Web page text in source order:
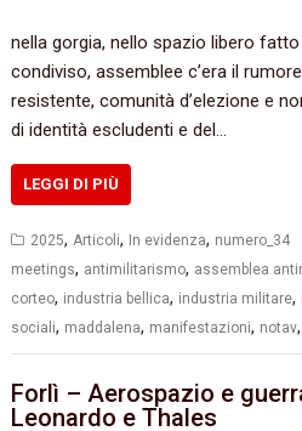
nella gorgia, nello spazio libero
condiviso, assemblee c’era il
resistente, comunità d’elezione e
di identità escludenti e del…
LEGGI DI PIÙ
2025, Articoli, In evidenza, numero_34
meetings, antimilitarismo, assemblea
corteo, industria bellica, industria militare,
sociali, maddalena, manifestazioni, notav
Forlì – Aerospazio e
Leonardo e Thales